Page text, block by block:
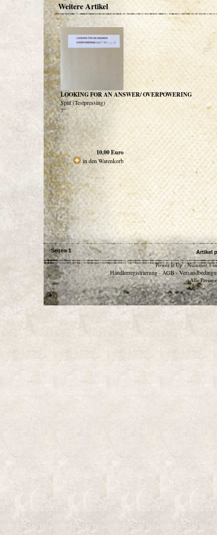
Weitere Artikel
LOOKING FOR AN ANSWER/ OVERPOWERING
Split (Testpressing)
7"
10,00Euro
in den Warenkorb
Seiten 1 Artikel
Power It Up - Nummer 1
Händlerregistrierung - AGB -
Alle Preise